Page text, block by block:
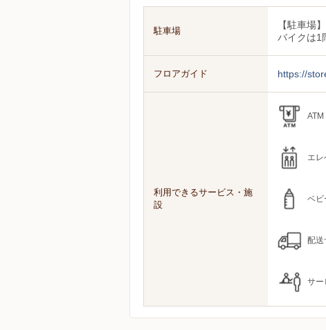
駐車場
【駐車場
バイクは1
フロアガイド https://
利用できるサービス・施
設
ATM
エレ
ベビ
配送
サー